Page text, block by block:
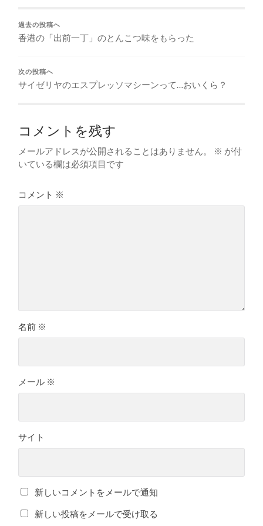
過去の投稿へ
香港の「出前一丁」のとんこつ味をもらった
次の投稿へ
サイゼリヤのエスプレッソマシーンって…おいくら？
コメントを残す
メールアドレスが公開されることはありません。 ※ が付
いている欄は必須項目です
コメント ※
名前 ※
メール ※
サイト
新しいコメントをメールで通知
新しい投稿をメールで受け取る